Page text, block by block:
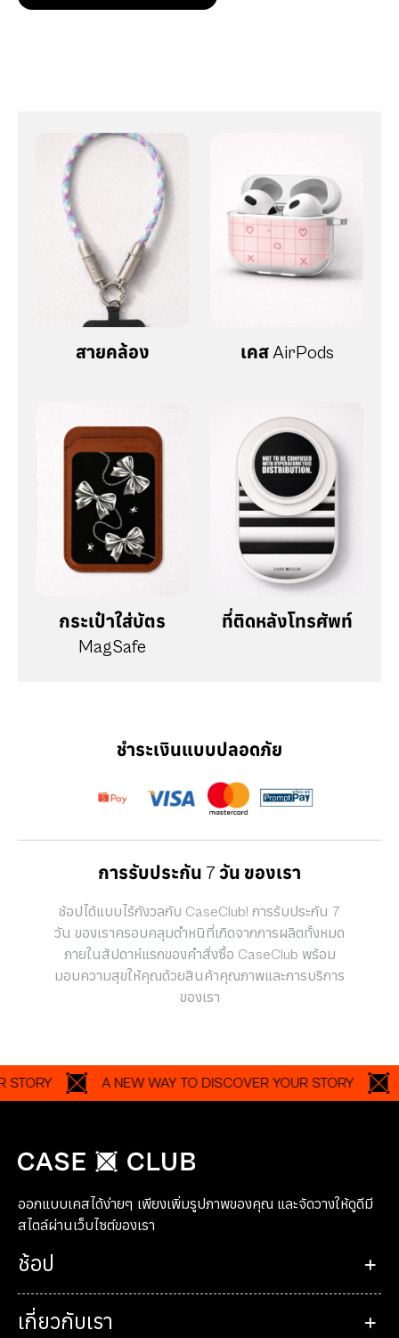
สายคล้อง เคส AirPods
กระเป๋าใส่บัตร
MagSafe
ที่ติดหลังโทรศัพท์
ชำระเงินแบบปลอดภัย
การรับประกัน 7 วัน ของเรา
ช้อปได้แบบไร้กังวลกับ CaseClub! การรับประกัน 7
วัน ของเราครอบคลุมตำหนิที่เกิดจากการผลิตทั้งหมด
ภายในสัปดาห์แรกของคำสั่งซื้อ CaseClub พร้อม
มอบความสุขให้คุณด้วยสินค้าคุณภาพและการบริการ
ของเรา
A NEW WAY TO DISCOVER YOUR STORY A
ออกแบบเคสได้ง่ายๆ เพียงเพิ่มรูปภาพของคุณ และจัดวางให้ดูดีมี
สไตล์ผ่านเว็บไซต์ของเรา
ช้อป
เกี่ยวกับเรา